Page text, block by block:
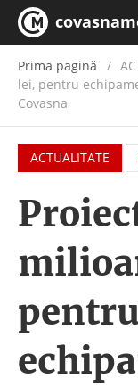
Prima pagină
lei, pentru
Covasna
ACTUALITATE
pentru